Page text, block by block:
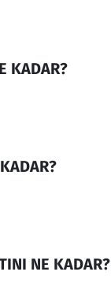
KADAR?
NE KADAR?